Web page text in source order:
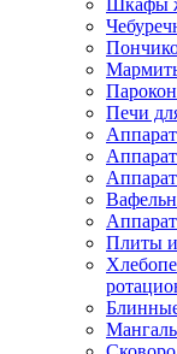
Шкафы
Печи
Плиты